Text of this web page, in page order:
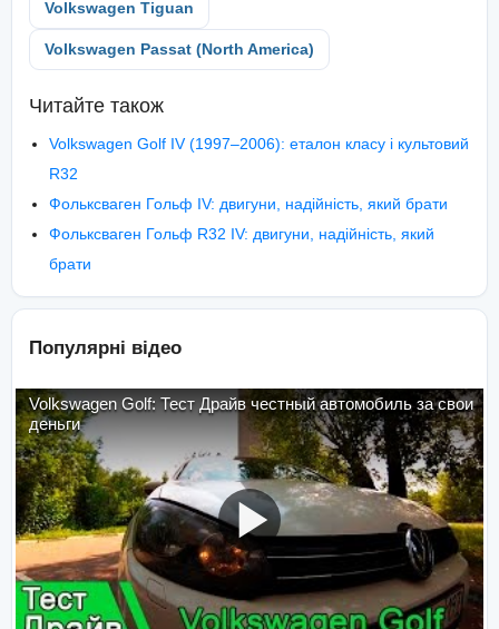
Volkswagen Tiguan
Volkswagen Passat (North America)
Читайте також
Volkswagen Golf IV (1997–2006): еталон класу і культовий
R32
Фольксваген Гольф IV: двигуни, надійність, який брати
Фольксваген Гольф R32 IV: двигуни, надійність, який
брати
Популярні відео
Volkswagen Golf: Тест Драйв честный автомобиль за свои
деньги